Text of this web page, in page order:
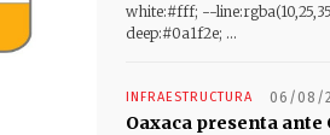
white:#fff; --
deep:#0a1f2e; ...
INFRAESTRUCTURA 06/08/
Oaxaca presenta ante